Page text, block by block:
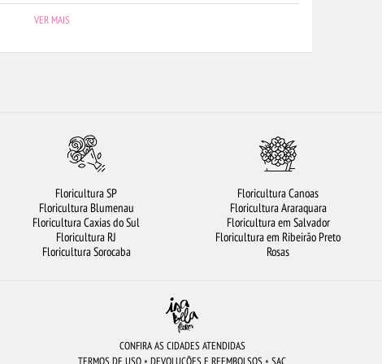
FLORICULTURA CURITIBA
FLORICULTURA GUARULHOS
FLORICULTURA JUNDIAÍ FLORICULTURA SALVADOR
FLORICULTURA BARUERI FLORICULTURA SANTO ANDRÉ
FLORICULTURA JOÃO PESSOA
VER MAIS
Floricultura SP
Floricultura Blumenau
Floricultura Caxias do Sul
Floricultura RJ
Floricultura Sorocaba
Floricultura Canoas
Floricultura Araraquara
Floricultura em Salvador
Floricultura em Ribeirão Preto
Rosas
CONFIRA AS CIDADES ATENDIDAS
TERMOS DE USO • DEVOLUÇÕES E REEMBOLSOS • SAC